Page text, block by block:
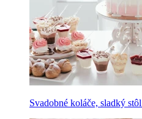
Svadobné koláče, sladký